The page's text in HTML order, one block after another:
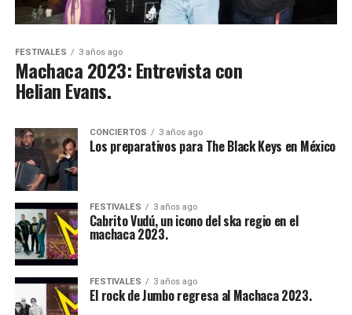
FESTIVALES 3 años ago
Machaca 2023: Entrevista con
Helian Evans.
CONCIERTOS 3 años ago
Los preparativos para The Black Keys en México
FESTIVALES 3 años ago
Cabrito Vudú, un icono del ska regio en el
machaca 2023.
FESTIVALES 3 años ago
El rock de Jumbo regresa al Machaca 2023.